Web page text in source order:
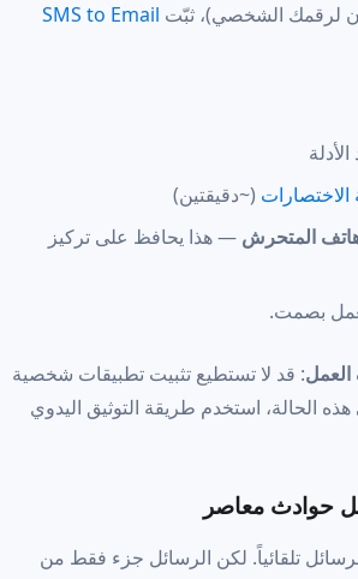
لرقمك الشخصي)، ثبّت SMS to Email
الاختصارات (~دقيقتين)
المتحرش — هذا يحافظ على تركيز
بصمت.
العمل: قد لا تستطيع تثبيت تطبيقات شخصية
الحالة، استخدم طريقة التوثيق اليدوي
تلقائياً. لكن الرسائل جزء فقط من